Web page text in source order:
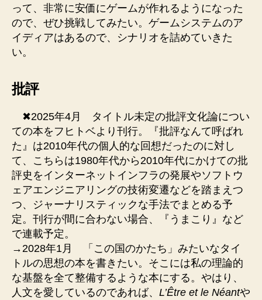
って、非常に安価にゲームが作れるようになった
ので、ぜひ挑戦してみたい。ゲームシステムのア
イディアはあるので、シナリオを詰めていきた
い。
批評
✖︎2025年4月 タイトル未定の批評文化論につい
ての本をフヒトベより刊行。『批評なんて呼ばれ
た』は2010年代の個人的な回想だったのに対し
て、こちらは1980年代から2010年代にかけての批
評史をインターネットインフラの発展やソフトウ
ェアエンジニアリングの技術変遷などを踏まえつ
つ、ジャーナリスティックな手法でまとめる予
定。刊行が間に合わない場合、『うまこり』など
で連載予定。
→2028年1月 「この国のかたち」みたいなタイ
トルの思想の本を書きたい。そこには私の理論的
な基盤を全て整備するような本にする。やはり、
人文を愛しているのであれば、 L’Être et le Néantや